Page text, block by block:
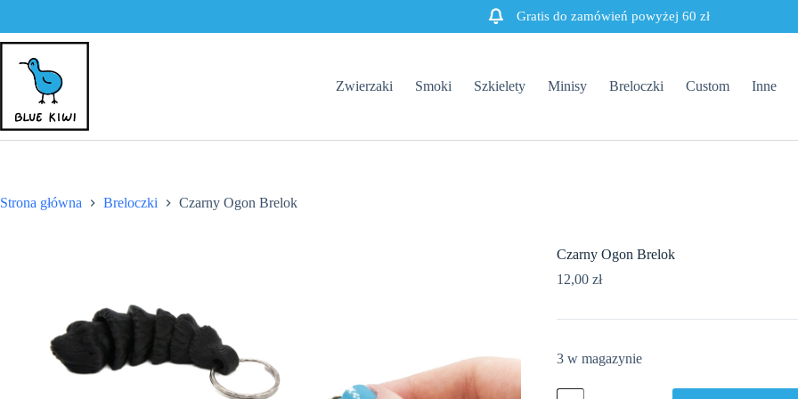
Gratis do zamówień powyżej 60 zł
Przejdź
treści
Zwierzaki Smoki Szkielety Minisy Breloczki Custom Inne
Strona główna Breloczki Czarny Ogon Brelok
Czarny Ogon Brelok
12,00 zł
3 w magazynie
ilość